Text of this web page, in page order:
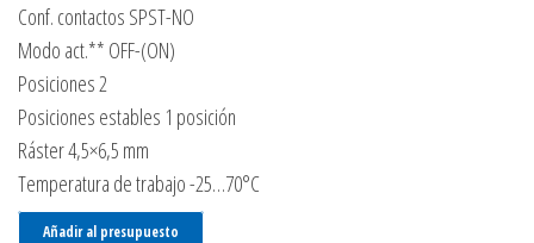
Conf. contactos SPST-NO
Modo act.** OFF-(ON)
Posiciones 2
Posiciones estables 1 posición
Ráster 4,5×6,5 mm
Temperatura de trabajo -25…70°C
Añadir al presupuesto